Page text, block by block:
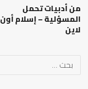
من أدبيات تحمل
المسؤلية – إسلام أون
لاين